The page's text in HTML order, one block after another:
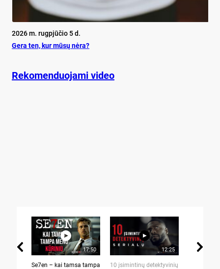
2026 m. rugpjūčio 5 d.
Ge­ra ten, kur mū­sų nė­ra?
Rekomenduojami video
17:50
Se7en – kai tamsa tampa
12:25
10 įsimintinų detektyvinių